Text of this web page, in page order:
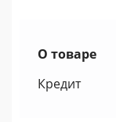
О товаре
Кредит